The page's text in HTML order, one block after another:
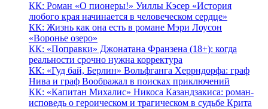
КК: Роман «О пионеры!» Уиллы Кэсер «История
любого края начинается в человеческом сердце»
КК: Жизнь как она есть в романе Мэри Лоусон
«Воронье озеро»
КК: «Поправки» Джонатана Франзена (18+): когда
реальности срочно нужна корректура
КК: «Гуд бай, Берлин» Вольфганга Херрндорфа: граф
Нива и граф Воображал в поисках приключений
КК: «Капитан Михалис» Никоса Казандзакиса: роман-
исповедь о героическом и трагическом в судьбе Крита